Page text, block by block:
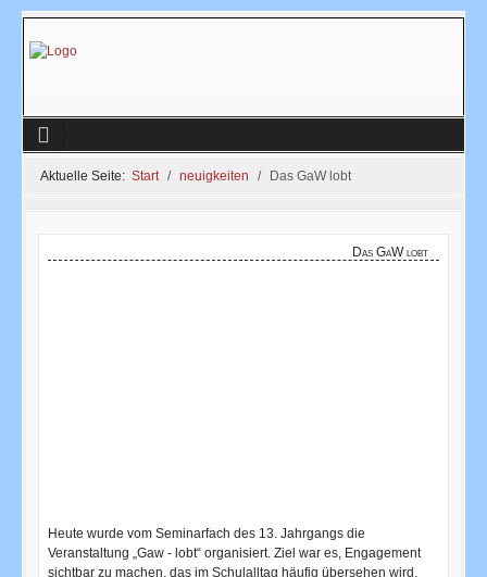
Aktuelle Seite: Start neuigkeiten Das GaW lobt
Das GaW lobt
Heute wurde vom Seminarfach des 13. Jahrgangs die
Veranstaltung „Gaw - lobt“ organisiert. Ziel war es, Engagement
sichtbar zu machen, das im Schulalltag häufig übersehen wird.